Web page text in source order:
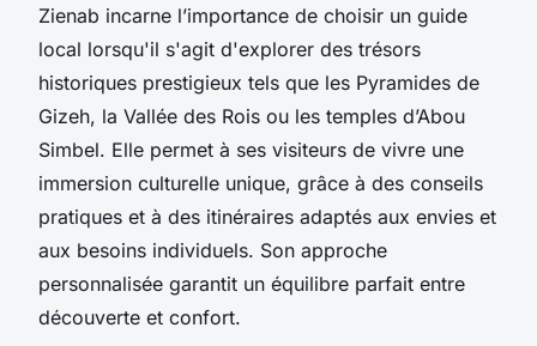
Zienab incarne l’importance de choisir un guide
local lorsqu'il s'agit d'explorer des trésors
historiques prestigieux tels que les Pyramides de
Gizeh, la Vallée des Rois ou les temples d’Abou
Simbel. Elle permet à ses visiteurs de vivre une
immersion culturelle unique, grâce à des conseils
pratiques et à des itinéraires adaptés aux envies et
aux besoins individuels. Son approche
personnalisée garantit un équilibre parfait entre
découverte et confort.